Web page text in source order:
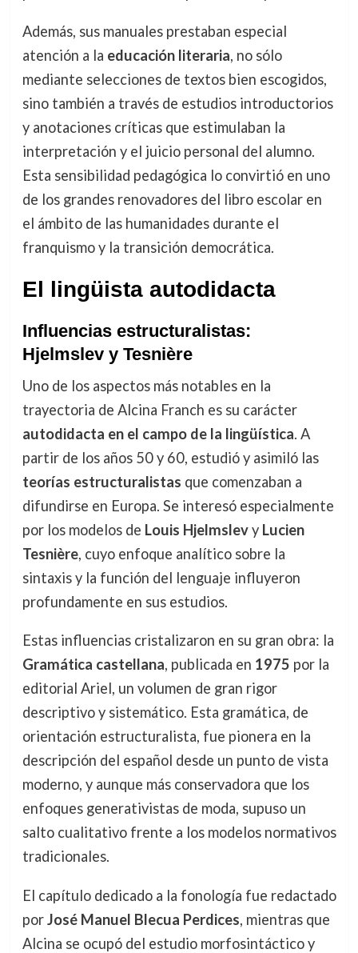
Además, sus manuales prestaban especial
atención a la educación literaria, no sólo
mediante selecciones de textos bien escogidos,
sino también a través de estudios introductorios
y anotaciones críticas que estimulaban la
interpretación y el juicio personal del alumno.
Esta sensibilidad pedagógica lo convirtió en uno
de los grandes renovadores del libro escolar en
el ámbito de las humanidades durante el
franquismo y la transición democrática.
El lingüista autodidacta
Influencias estructuralistas:
Hjelmslev y Tesnière
Uno de los aspectos más notables en la
trayectoria de Alcina Franch es su carácter
autodidacta en el campo de la lingüística. A
partir de los años 50 y 60, estudió y asimiló las
teorías estructuralistas que comenzaban a
difundirse en Europa. Se interesó especialmente
por los modelos de Louis Hjelmslevy Lucien
Tesnière, cuyo enfoque analítico sobre la
sintaxis y la función del lenguaje influyeron
profundamente en sus estudios.
Estas influencias cristalizaron en su gran obra: la
Gramática castellana, publicada en 1975 por la
editorial Ariel, un volumen de gran rigor
descriptivo y sistemático. Esta gramática, de
orientación estructuralista, fue pionera en la
descripción del español desde un punto de vista
moderno, y aunque más conservadora que los
enfoques generativistas de moda, supuso un
salto cualitativo frente a los modelos normativos
tradicionales.
El capítulo dedicado a la fonología fue redactado
porJosé Manuel Blecua Perdices, mientras que
Alcina se ocupó del estudio morfosintáctico y